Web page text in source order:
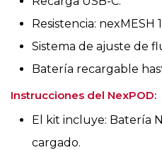
Resistencia: nexMESH
Sistema de ajuste de
Batería recargable
Instrucciones del NexPOD:
El kit incluye: Batería
cargado.